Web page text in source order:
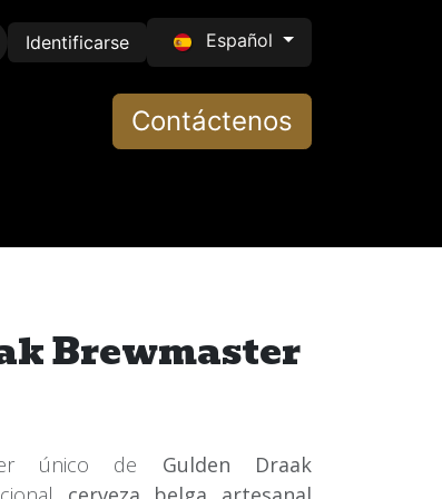
Identificarse
Español
Contáctenos
Brewmaster
único de Gulden Draak